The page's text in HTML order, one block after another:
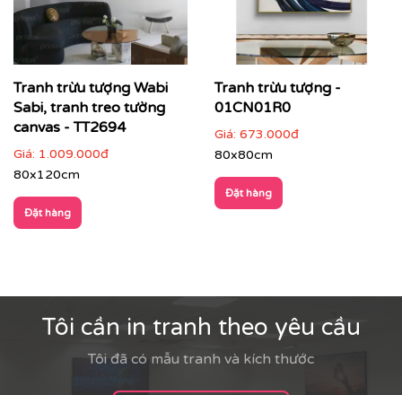
nghệ thuật và nhận diện thương hiệu
Tranh trừu tượng Wabi
Sabi, tranh treo tường
canvas - TT2694
Giá: 1.009.000đ
80x120cm
Đặt hàng
Tranh trừu tượng -
01CN01R0
Giá: 673.000đ
80x80cm
Đặt hàng
Tôi cần in tranh theo yêu cầu
Tôi đã có mẫu tranh và kích thước